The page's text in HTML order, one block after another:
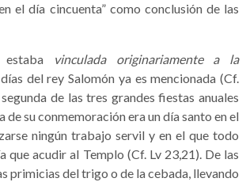
el día cincuenta” como conclusión de las
estaba
vinculada originariamente a la
del rey Salomón ya es mencionada (Cf.
de las tres grandes fiestas anuales
de su conmemoración era un día santo en el
ningún trabajo servil y en el que todo
que acudir al Templo (Cf. Lv 23,21). De las
primicias del trigo o de la cebada, llevando